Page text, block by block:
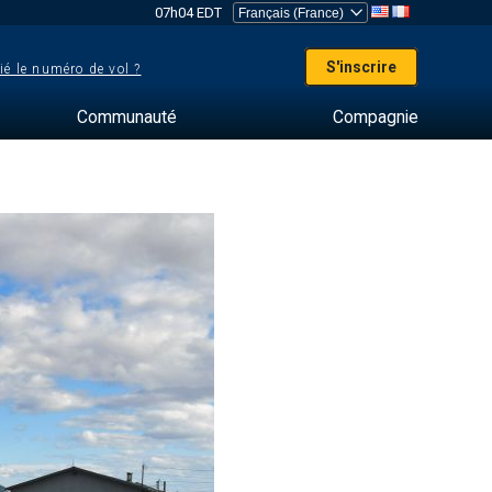
07h04 EDT
le numéro de vol ? S'inscrire
Communauté Compagnie